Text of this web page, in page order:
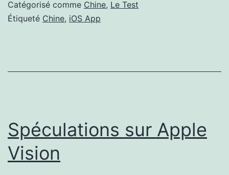
Catégorisé comme Chine, Le Test
Étiqueté Chine, iOS App
Spéculations sur Apple
Vision